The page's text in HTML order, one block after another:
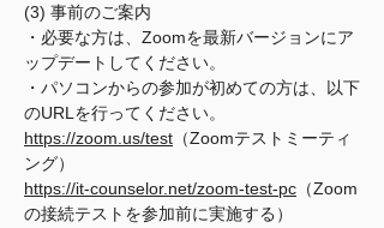
(3) 事前のご案内
・必要な方は、Zoomを最新バージョンにア
ップデートしてください。
・パソコンからの参加が初めての方は、以下
のURLを行ってください。
https://zoom.us/test （Zoomテストミーティ
ング）
https://it-counselor.net/zoom-test-pc （Zoom
の接続テストを参加前に実施する）